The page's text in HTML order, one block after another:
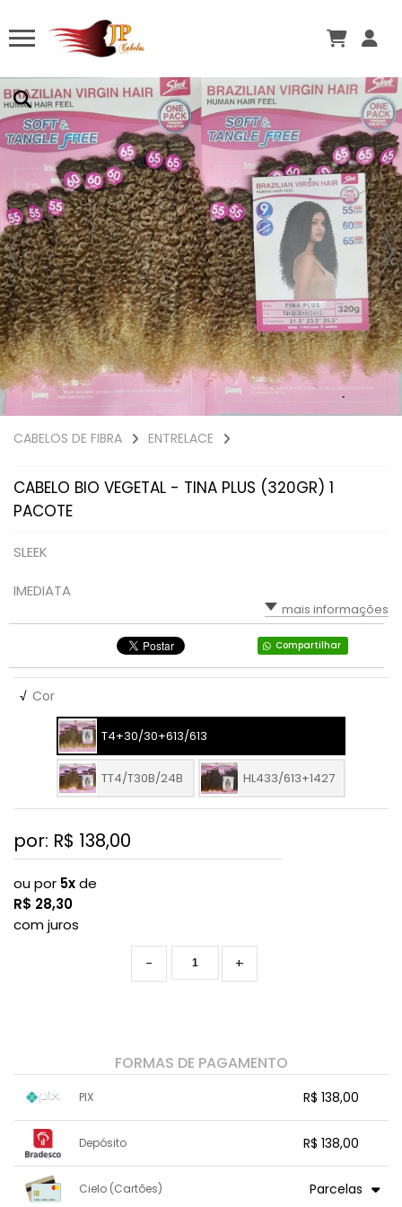
CABELOS DE FIBRA ENTRELACE
CABELO BIO VEGETAL - TINA PLUS (320GR) 1
PACOTE
SLEEK
IMEDIATA
mais informações
Compartilhar
√ Cor
T4+30/30+613/613
TT4/T30B/24B HL433/613+1427
por: R$ 138,00
ou por 5xde
R$ 28,30
com juros
+
-
FORMAS DE PAGAMENTO
PIX R$ 138,00
.
Depósito R$ 138,00
.
Cielo (Cartões) Parcelas